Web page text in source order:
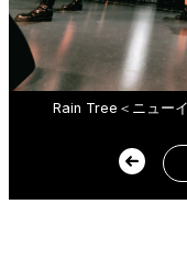
Rain Tree＜ニュー